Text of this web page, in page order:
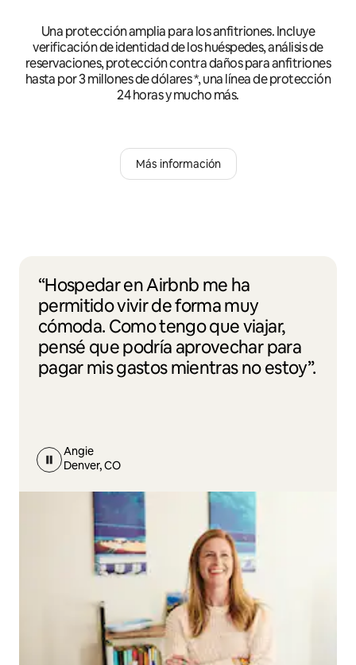
Una protección amplia para los anfitriones. Incluye
verificación de identidad de los huéspedes, análisis de
reservaciones, protección contra daños para anfitriones
hasta por 3 millones de dólares *, una línea de protección
24 horas y mucho más.
Más información
“Hospedar en Airbnb me ha
permitido vivir de forma muy
cómoda. Como tengo que viajar,
pensé que podría aprovechar para
pagar mis gastos mientras no estoy”.
Angie
Denver, CO